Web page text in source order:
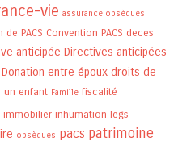
vie assurance obsèques
de PACS Convention PACS deces
anticipée Directives anticipées
Donation entre époux droits de
un enfant Famille fiscalité
immobilier inhumation legs
obsèques pacs patrimoine